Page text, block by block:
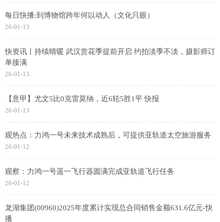
每日快播:到博物馆跨年何以动人（文化只眼）
26-01-13
快资讯丨持续晴暖 武汉赏花季提前开启 约拍淡季不淡，摄影师订
单接满
26-01-13
【意甲】尤文5比0克雷莫纳，近6轮5胜1平 快报
26-01-13
观热点：力鸿一号未来技术成熟后，可提供亚轨道太空旅游服务
26-01-12
观察：力鸿一号遥一飞行器圆满完成亚轨道飞行任务
26-01-12
龙湖集团(00960)2025年度累计实现总合同销售金额631.6亿元-快
播